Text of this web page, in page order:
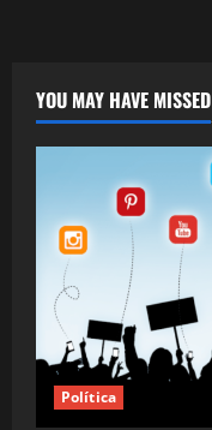
YOU MAY HAVE MISSED
Política